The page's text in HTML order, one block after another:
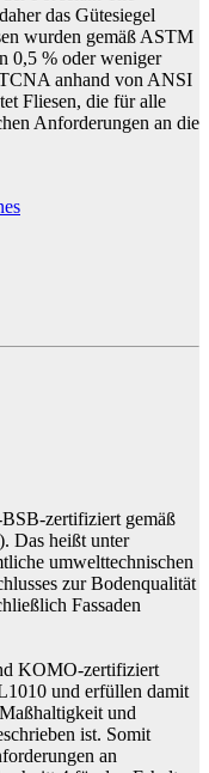
das Gütesiegel
wurden gemäß ASTM
0,5 % oder weniger
anhand von ANSI
Fliesen, die für alle
Anforderungen an die
zertifiziert gemäß
Das heißt unter
umwelttechnischen
zur Bodenqualität
Fassaden
KOMO-zertifiziert
und erfüllen damit
und
ist. Somit
an